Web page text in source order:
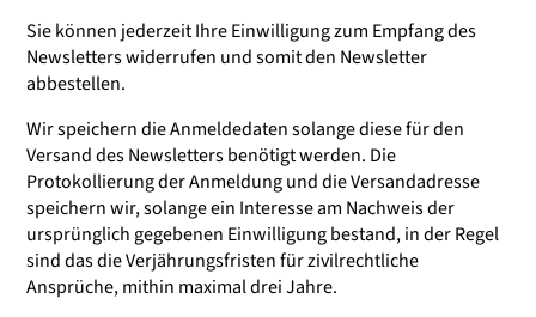
Sie können jederzeit Ihre Einwilligung zum Empfang des
Newsletters widerrufen und somit den Newsletter
abbestellen.
Wir speichern die Anmeldedaten solange diese für den
Versand des Newsletters benötigt werden. Die
Protokollierung der Anmeldung und die Versandadresse
speichern wir, solange ein Interesse am Nachweis der
ursprünglich gegebenen Einwilligung bestand, in der Regel
sind das die Verjährungsfristen für zivilrechtliche
Ansprüche, mithin maximal drei Jahre.